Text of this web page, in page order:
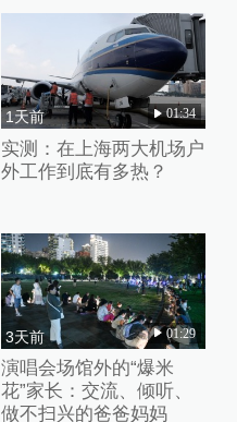
1天前 01:34
实测：在上海两大机场户
外工作到底有多热？
3天前 01:29
演唱会场馆外的“爆米
花”家长：交流、倾听、
做不扫兴的爸爸妈妈